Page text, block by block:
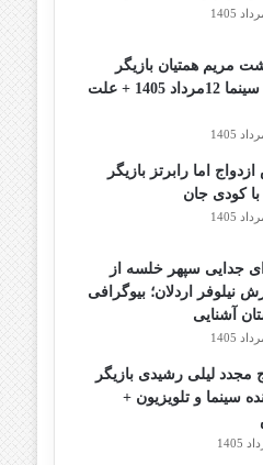
مریم همتیان بازیگر
جوان سینما 12مرداد 1405 + علت
اما رابرتز بازیگر
کودی جان
جدایی سپهر خلسه از
نیلوفر اردلان؛ بیوگرافی
آشنایی
مجدد لیلی رشیدی بازیگر
سینما و تلویزیون +